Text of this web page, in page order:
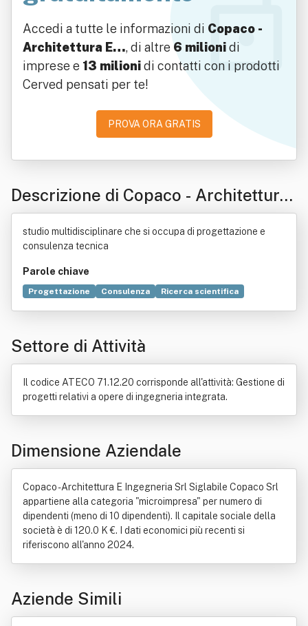
Accedi a tutte le informazioni di Copaco -
Architettura E…, di altre 6 milionidi
imprese e 13 milionidi contatti con i prodotti
Cerved pensati per te!
PROVA ORA GRATIS
Descrizione di Copaco - Architettura
E Ingegneria Srl Siglabile Copaco Sr
studio multidisciplinare che si occupa di progettazione e
consulenza tecnica
Parole chiave
Progettazione Consulenza
Ricerca scientifica
Comportamento
Cultura
Settore di Attività
Il codice ATECO 71.12.20 corrisponde all'attività: Gestione di
progetti relativi a opere di ingegneria integrata.
Dimensione Aziendale
Copaco - Architettura E Ingegneria Srl Siglabile Copaco Srl
appartiene alla categoria "microimpresa" per numero di
dipendenti (meno di 10 dipendenti). Il capitale sociale della
società è di 120.0 K €. I dati economici più recenti si
riferiscono all'anno 2024.
Aziende Simili